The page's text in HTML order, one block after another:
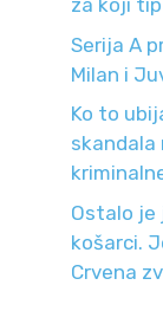
za koji
Serija A
Milan i
Ko to
skandala
Ostalo je
košarci.
Crvena